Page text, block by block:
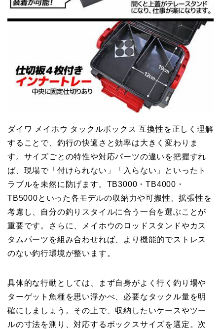
ダイワ メイホウ タックルボックス 互換性を正しく理解
することで、釣行の快適さと効率は大きく変わりま
す。サイズごとの特性や対応パーツの違いを把握すれ
ば、現場で「付けられない」「入らない」といったト
ラブルを未然に防げます。TB3000・TB4000・
TB5000といった各モデルの収納力や可搬性、拡張性を
考慮し、自分の釣りスタイルに合う一台を選ぶことが
重要です。さらに、メイホウのロッドスタンドやカス
タムパーツを組み合わせれば、より機能的でストレス
のない釣行環境が整います。
具体的な行動としては、まず自身がよく行く釣り場や
ターゲット魚種を思い浮かべ、必要なタックル量を明
確にしましょう。その上で、収納したいケースやツー
ルの寸法を測り、対応するボックスサイズを選定。次